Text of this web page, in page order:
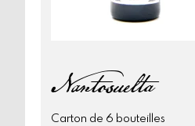
Nantosuelta
Carton de 6 bouteilles